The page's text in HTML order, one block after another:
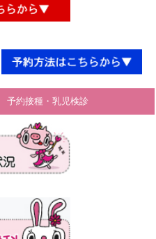
予約接種・乳児検診